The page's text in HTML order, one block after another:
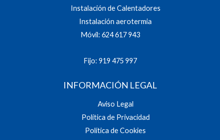
Instalación de Calentadores
Instalación aerotermia
Móvil: 624 617 943
Fijo: 919 475 997
INFORMACIÓN LEGAL
Aviso Legal
Política de Privacidad
Política de Cookies